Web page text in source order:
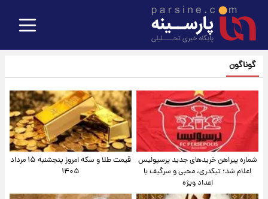
گوناگون
شماره پیراهن خریدهای جدید پرسپولیس
اعلام شد؛ تیکدری، محبی و سرگیف با
اعداد ویژه
قیمت طلا و سکه امروز پنجشنبه ۱۵ مرداد
۱۴۰۵